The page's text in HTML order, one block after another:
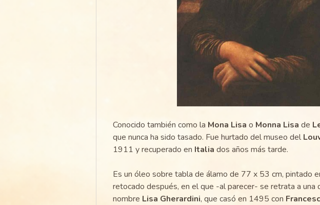
Conocido también como la Mona Lisa o Monna Lisa de
que nunca ha sido tasado. Fue hurtado del museo del
1911 y recuperado en Italia dos años más tarde.
Es un óleo sobre tabla de álamo de 77 x 53 cm, pintado
retocado después, en el que -al parecer- se retrata a una
nombre Lisa Gherardini, que casó en 1495 con